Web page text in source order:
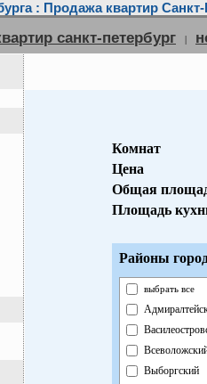
: Продажа квартир Санкт-
санкт-петербург |
Комнат
Цена
Общая
Площадь
Районы
выбрать все
Выборгский